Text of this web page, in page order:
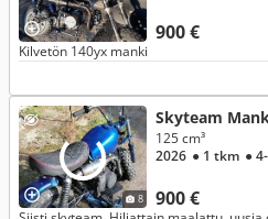
900 €
Kilvetön 140yx manki
8
Skyteam
900 €
125 cm³
2026 ● 1 tkm ●